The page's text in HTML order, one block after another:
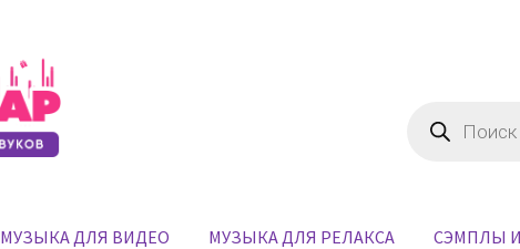
товаров
МУЗЫКА ДЛЯ ВИДЕО МУЗЫКА ДЛЯ РЕЛАКСА СЭМПЛЫ